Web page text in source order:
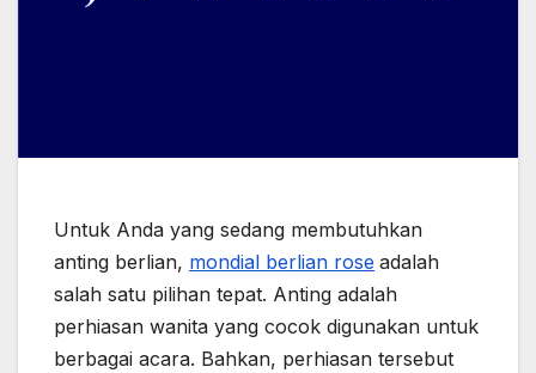
Untuk Anda yang sedang membutuhkan
anting berlian, mondial berlian rose adalah
salah satu pilihan tepat. Anting adalah
perhiasan wanita yang cocok digunakan untuk
berbagai acara. Bahkan, perhiasan tersebut